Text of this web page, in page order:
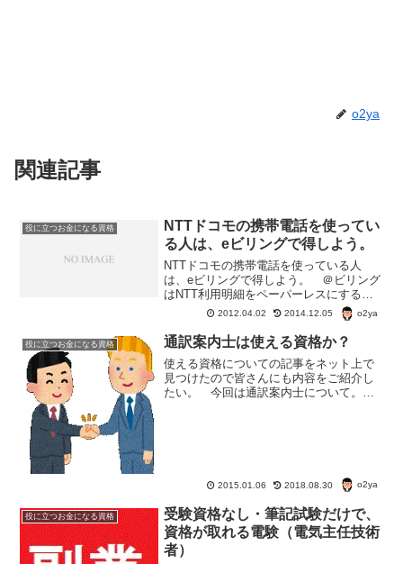
o2ya
関連記事
役に立つお金になる資格
NTTドコモの携帯電話を使ってい
る人は、eビリングで得しよう。
NTTドコモの携帯電話を使っている人
は、eビリングで得しよう。 ＠ビリング
はNTT利用明細をペーパーレスにするこ
とによって、NTTの電話回線の基本使用
量が割り引きになるサービス。 一方のe
ビリングは、NTTドコモの利用明細をペ
ーパーレスにす...
2012.04.02 2014.12.05 o2ya
役に立つお金になる資格 通訳案内士は使える資格か？
使える資格についての記事をネット上で
見つけたので皆さんにも内容をご紹介し
たい。 今回は通訳案内士について。通
2015.01.06 2018.08.30 o2ya
役に立つお金になる資格
受験資格なし・筆記試験だけで、
資格が取れる電験（電気主任技術
者）